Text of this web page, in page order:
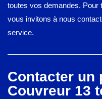
toutes vos demandes. Pour
vous invitons à nous
service.
Contacter un
Couvreur 13